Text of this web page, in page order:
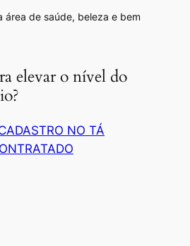
área de saúde, beleza e bem
elevar o nível do
NO TÁ